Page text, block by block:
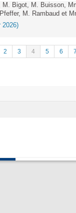
Bigot, M. Buisson,
M. Rambaud et
2026)
2 3 4 5 6